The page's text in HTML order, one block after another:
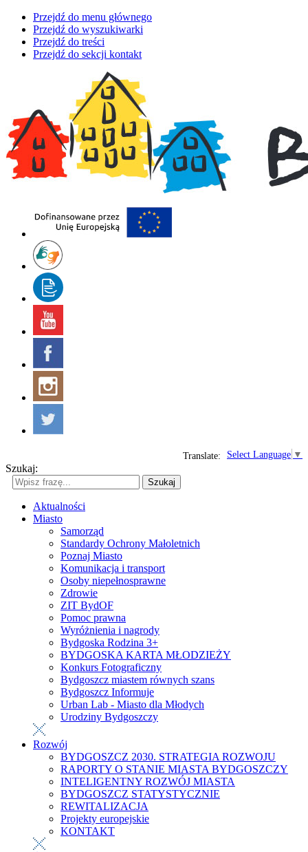
Przejdź do menu głównego
Przejdź do wyszukiwarki
Przejdź do treści
Przejdź do sekcji kontakt
Select Language ▼
Translate:
Szukaj:
Szukaj
Aktualności
Miasto
Samorząd
Standardy Ochrony Małoletnich
Poznaj Miasto
Komunikacja i transport
Osoby niepełnosprawne
Zdrowie
ZIT BydOF
Pomoc prawna
Wyróżnienia i nagrody
Bydgoska Rodzina 3+
BYDGOSKA KARTA MŁODZIEŻY
Konkurs Fotograficzny
Bydgoszcz miastem równych szans
Bydgoszcz Informuje
Urban Lab - Miasto dla Młodych
Urodziny Bydgoszczy
Rozwój
BYDGOSZCZ 2030. STRATEGIA ROZWOJU
RAPORTY O STANIE MIASTA BYDGOSZCZY
INTELIGENTNY ROZWÓJ MIASTA
BYDGOSZCZ STATYSTYCZNIE
REWITALIZACJA
Projekty europejskie
KONTAKT